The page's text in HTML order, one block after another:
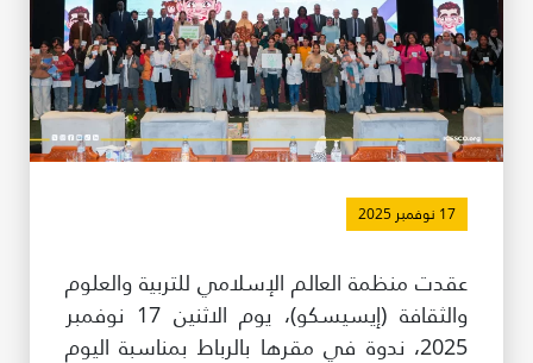
للتواصل
الاتصال بنا
المقر
شاركونا
شاركونا
انضم إلى عائلة الإيسيسكو
17 نوفمبر 2025
عقدت منظمة العالم الإسلامي للتربية والعلوم
والثقافة (إيسيسكو)، يوم الاثنين 17 نوفمبر
2025، ندوة في مقرها بالرباط بمناسبة اليوم